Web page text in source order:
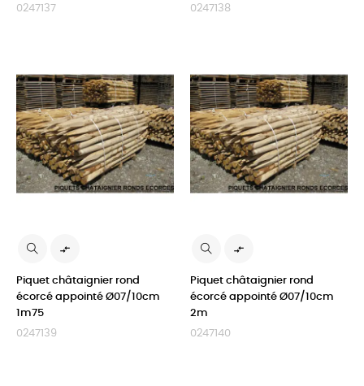
0247137
0247138

Piquet châtaignier rond
écorcé appointé Ø07/10cm
1m75
0247139

Piquet châtaignier rond
écorcé appointé Ø07/10cm
2m
0247140